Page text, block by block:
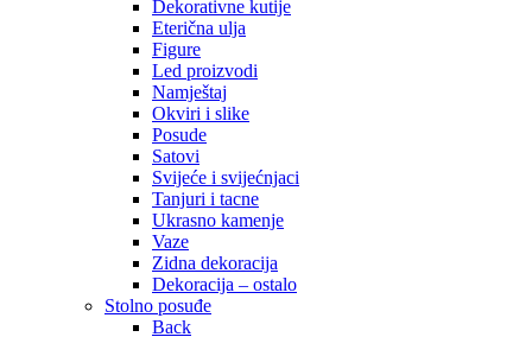
Dekorativne kutije
Eterična ulja
Figure
Led proizvodi
Namještaj
Okviri i slike
Posude
Satovi
Svijeće i svijećnjaci
Tanjuri i tacne
Ukrasno kamenje
Vaze
Zidna dekoracija
Dekoracija – ostalo
Stolno posuđe
Back